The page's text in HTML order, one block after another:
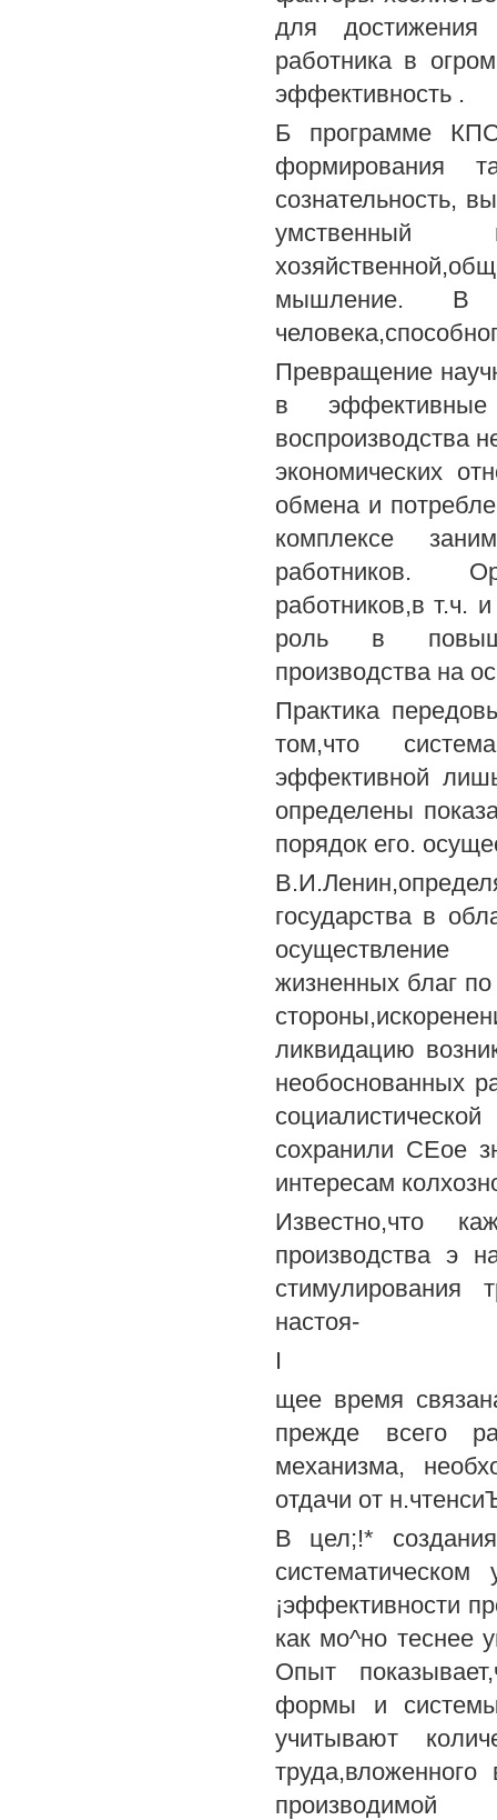
для достижения
работника в
эффективность .
Б программе
формирования
сознательность,
умственный
мышление. В
Превращение
в эффективные
воспроизводства
экономических
обмена и
комплексе
работников.
работников,в т.ч.
роль в
производства на
Практика
том,что
эффективной
определены
порядок его.
государства в
осуществление
жизненных благ по
ликвидацию
необоснованных
сохранили СЕое
интересам
Известно,что
производства э
стимулирования
настоя-
I
щее время
прежде всего
механизма,
отдачи от
В цел;!*
¡эффективности
как мо^но теснее
Опыт
формы и системы
учитывают
труда,вложенного